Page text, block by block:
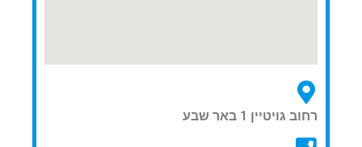
רחוב גויטיין 1 באר שבע